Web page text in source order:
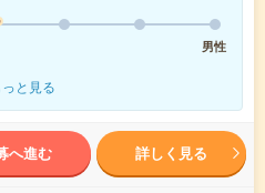
男性
っと見る
へ進む 詳しく見る